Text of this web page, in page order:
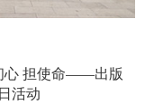
心 担使命——出版
活动